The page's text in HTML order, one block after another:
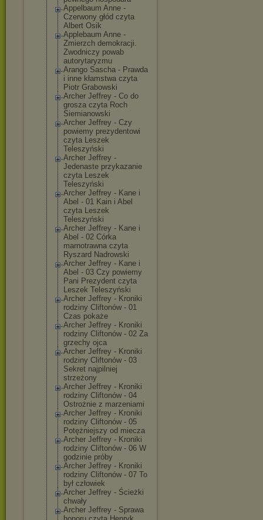
Appelbaum Anne -
Czerwony głód czyta
Albert Osik
Applebaum Anne -
Zmierzch demokracji.
Zwodniczy powab
autorytaryzmu
Arango Sascha - Prawda
i inne kłamstwa czyta
Piotr Grabowski
Archer Jeffrey - Co do
grosza czyta Roch
Siemianowski
Archer Jeffrey - Czy
powiemy prezydentowi
czyta Leszek
Teleszyński
Archer Jeffrey -
Jedenaste przykazanie
czyta Leszek
Teleszyński
Archer Jeffrey - Kane i
Abel - 01 Kain i Abel
czyta Leszek
Teleszyński
Archer Jeffrey - Kane i
Abel - 02 Córka
marnotrawna czyta
Ryszard Nadrowski
Archer Jeffrey - Kane i
Abel - 03 Czy powiemy
Pani Prezydent czyta
Leszek Teleszyński
Archer Jeffrey - Kroniki
rodziny Cliftonów - 01
Czas pokaże
Archer Jeffrey - Kroniki
rodziny Cliftonów - 02 Za
grzechy ojca
Archer Jeffrey - Kroniki
rodziny Cliftonów - 03
Sekret najpilniej
strzeżony
Archer Jeffrey - Kroniki
rodziny Cliftonów - 04
Ostrożnie z marzeniami
Archer Jeffrey - Kroniki
rodziny Cliftonów - 05
Potężniejszy od miecza
Archer Jeffrey - Kroniki
rodziny Cliftonów - 06 W
godzinie próby
Archer Jeffrey - Kroniki
rodziny Cliftonów - 07 To
był człowiek
Archer Jeffrey - Ścieżki
chwały
Archer Jeffrey - Sprawa